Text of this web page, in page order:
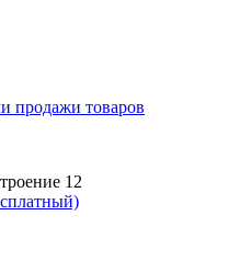
товаров
12